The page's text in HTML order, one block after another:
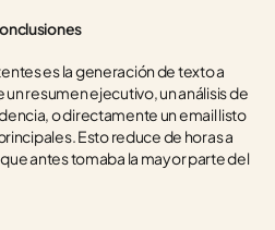
es la generación de texto a
resumen ejecutivo, un análisis de
o directamente un email listo
Esto reduce de horas a
antes tomaba la mayor parte del